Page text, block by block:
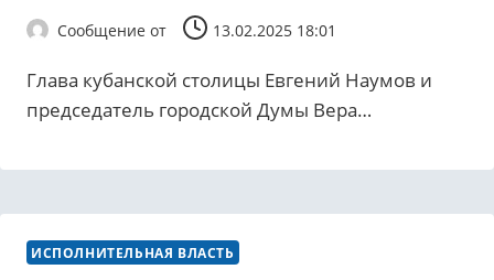
Сообщение от 13.02.2025 18:01
Глава кубанской столицы Евгений Наумов и
председатель городской Думы Вера…
ИСПОЛНИТЕЛЬНАЯ ВЛАСТЬ